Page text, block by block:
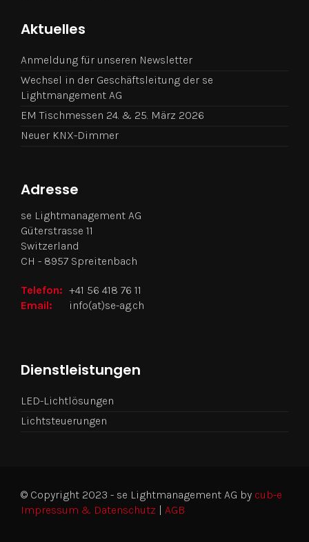
Aktuelles
Anmeldung für unseren Newsletter
Wechsel in der Geschäftsleitung der se
Lightmangement AG
EM Tischmessen 24. & 25. März 2026
Neuer KNX-Dimmer
Adresse
se Lightmanagement AG
Güterstrasse 11
Switzerland
CH - 8957 Spreitenbach
Telefon: +41 56 418 76 11
Email:
info(at)se-ag.ch
Dienstleistungen
LED-Lichtlösungen
Lichtsteuerungen
© Copyright 2023 - se Lightmanagement AG by cub-e
Impressum & Datenschutz
AGB